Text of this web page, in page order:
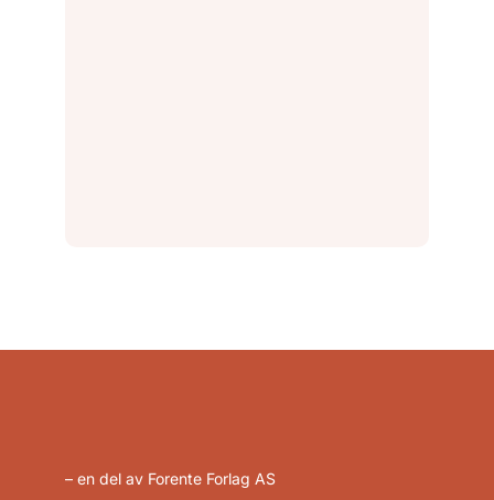
– en del av Forente Forlag AS